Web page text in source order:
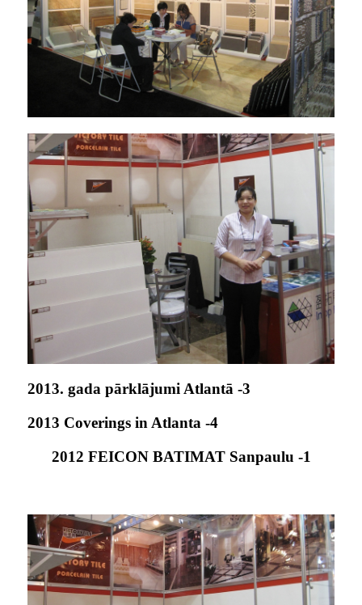
2013. gada pārklājumi Atlantā -3
2013 Coverings in Atlanta -4
2012 FEICON BATIMAT Sanpaulu -1